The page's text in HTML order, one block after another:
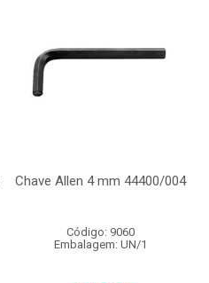
Chave Allen 4 mm 44400/004
Código: 9060
Embalagem: UN/1